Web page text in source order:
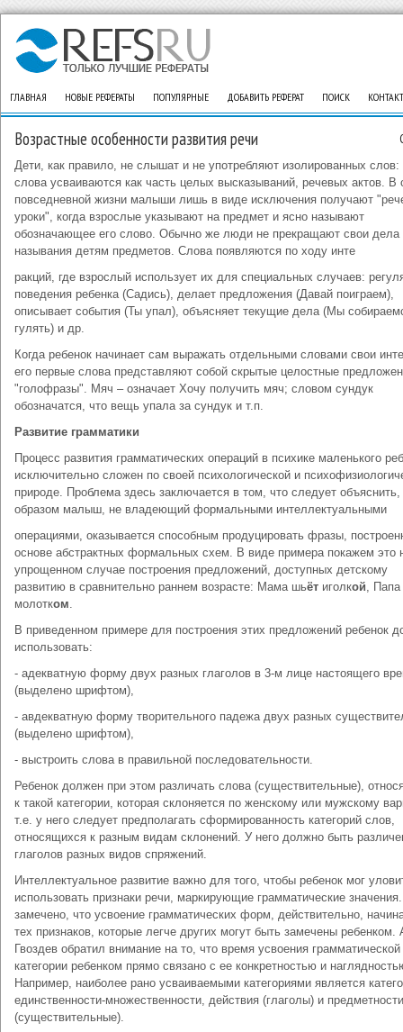
ГЛАВНАЯ НОВЫЕ РЕФЕРАТЫ ПОПУЛЯРНЫЕ ДОБАВИТЬ РЕФЕРАТ ПОИСК
Возрастные особенности развития речи
Дети, как правило, не слышат и не употребляют изолированных слов:
слова усваиваются как часть целых высказываний, речевых актов. В
повседневной жизни малыши лишь в виде исключения получают
уроки", когда взрослые указывают на предмет и ясно называют
обозначающее его слово. Обычно же люди не прекращают свои дела
называния детям предметов. Слова появляются по ходу инте
ракций, где взрослый использует их для специальных случаев:
поведения ребенка (Садись), делает предложения (Давай поиграем),
описывает события (Ты упал), объясняет текущие дела (Мы
гулять) и др.
Когда ребенок начинает сам выражать отдельными словами свои
его первые слова представляют собой скрытые целостные
"голофразы". Мяч – означает Хочу получить мяч; словом сундук
обозначатся, что вещь упала за сундук и т.п.
Развитие грамматики
Процесс развития грамматических операций в психике маленького
исключительно сложен по своей психологической и
природе. Проблема здесь заключается в том, что следует объяснить,
образом малыш, не владеющий формальными интеллектуальными
операциями, оказывается способным продуцировать фразы,
основе абстрактных формальных схем. В виде примера покажем это
упрощенном случае построения предложений, доступных детскому
развитию в сравнительно раннем возрасте: Мама шьёт иголкой, Папа
молотком.
В приведенном примере для построения этих предложений ребенок
использовать:
- адекватную форму двух разных глаголов в 3-м лице настоящего
(выделено шрифтом),
- авдекватную форму творительного падежа двух разных
(выделено шрифтом),
- выстроить слова в правильной последовательности.
Ребенок должен при этом различать слова (существительные),
к такой категории, которая склоняется по женскому или мужскому
т.е. у него следует предполагать сформированность категорий слов,
относящихся к разным видам склонений. У него должно быть
глаголов разных видов спряжений.
Интеллектуальное развитие важно для того, чтобы ребенок мог
использовать признаки речи, маркирующие грамматические
замечено, что усвоение грамматических форм, действительно,
тех признаков, которые легче других могут быть замечены ребенком.
Гвоздев обратил внимание на то, что время усвоения грамматической
категории ребенком прямо связано с ее конкретностью и
Например, наиболее рано усваиваемыми категориями является
единственности-множественности, действия (глаголы) и предметности
(существительные).